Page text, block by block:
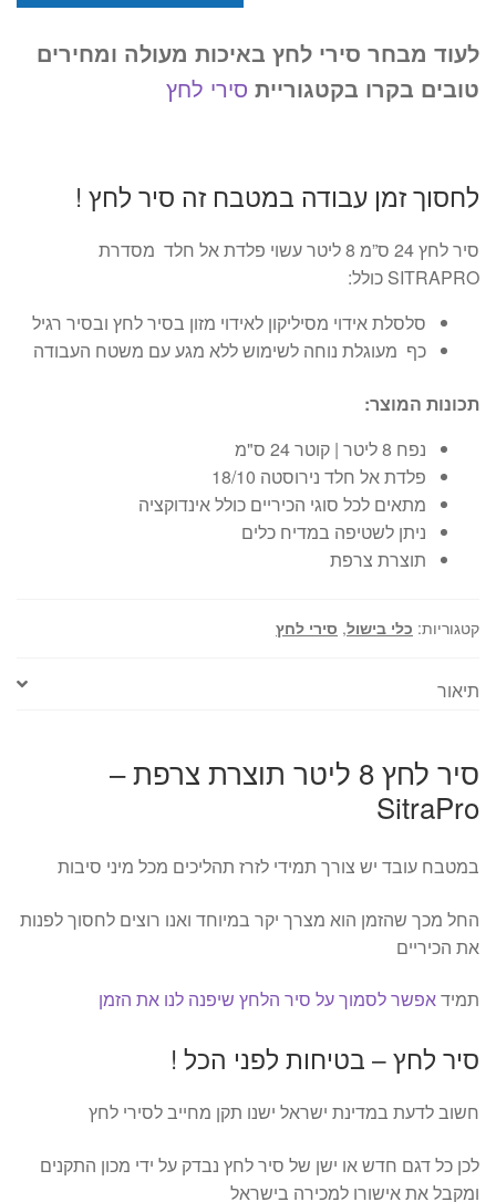
לעוד מבחר סירי לחץ באיכות מעולה ומחירים
טובים בקרו בקטגוריית סירי לחץ
לחסוך זמן עבודה במטבח זה סיר לחץ !
סיר לחץ 24 ס”מ 8 ליטר עשוי פלדת אל חלד מסדרת
SITRAPRO כולל:
סלסלת אידוי מסיליקון לאידוי מזון בסיר לחץ ובסיר רגיל
כף מעוגלת נוחה לשימוש ללא מגע עם משטח העבודה
תכונות המוצר:
נפח 8 ליטר | קוטר 24 ס"מ
פלדת אל חלד נירוסטה 18/10
מתאים לכל סוגי הכיריים כולל אינדוקציה
ניתן לשטיפה במדיח כלים
תוצרת צרפת
קטגוריות: כלי בישול, סירי לחץ
תיאור
סיר לחץ 8 ליטר תוצרת צרפת –
SitraPro
במטבח עובד יש צורך תמידי לזרז תהליכים מכל מיני סיבות
החל מכך שהזמן הוא מצרך יקר במיוחד ואנו רוצים לחסוך לפנות
את הכיריים
תמידאפשר לסמוך על סיר הלחץ שיפנה לנו את הזמן
סיר לחץ – בטיחות לפני הכל !
חשוב לדעת במדינת ישראל ישנו תקן מחייב לסירי לחץ
לכן כל דגם חדש או ישן של סיר לחץ נבדק על ידי מכון התקנים
ומקבל את אישורו למכירה בישראל